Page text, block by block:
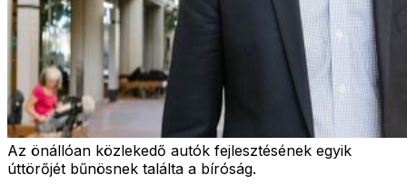
Az önállóan közlekedő autók fejlesztésének egyik
úttörőjét bűnösnek találta a bíróság.